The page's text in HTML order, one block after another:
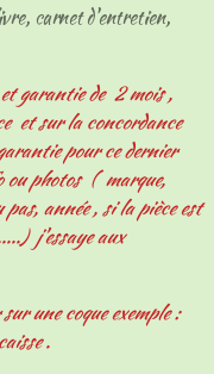
carnet d'entretien,
garantie de 2 mois ,
et sur la concordance
pour ce dernier
ou photos ( marque,
année , si la pièce est
j'essaye aux
une coque exemple :
.